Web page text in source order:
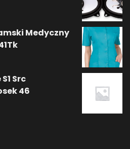
Medyczny
Src
46